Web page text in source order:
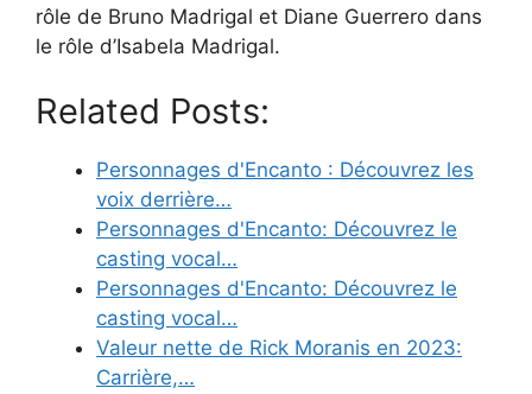
rôle de Bruno Madrigal et Diane Guerrero dans
le rôle d’Isabela Madrigal.
Related Posts:
Personnages d'Encanto : Découvrez les
voix derrière…
Personnages d'Encanto: Découvrez le
casting vocal…
Personnages d'Encanto: Découvrez le
casting vocal…
Valeur nette de Rick Moranis en 2023:
Carrière,…